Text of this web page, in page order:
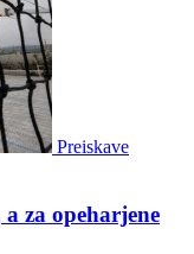
Preiskave
za opeharjene